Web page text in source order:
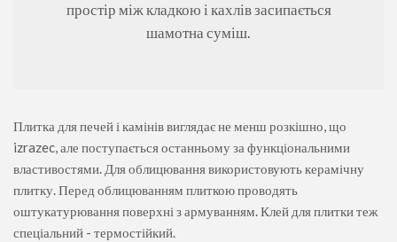
простір між кладкою і кахлів засипається
шамотна суміш.
Плитка для печей і камінів виглядає не менш розкішно, що
izrazec, але поступається останньому за функціональними
властивостями. Для облицювання використовують керамічну
плитку. Перед облицюванням плиткою проводять
оштукатурювання поверхні з армуванням. Клей для плитки теж
спеціальний - термостійкий.